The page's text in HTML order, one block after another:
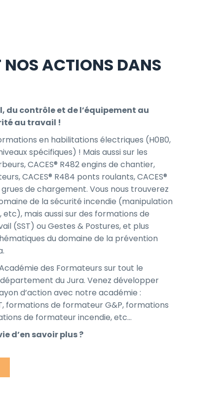
NOS ACTIONS DANS
du contrôle et de l’équipement au
au travail !
en habilitations électriques (H0B0,
spécifiques) ! Mais aussi sur les
CACES® R482 engins de chantier,
CACES® R484 ponts roulants, CACES®
grues de chargement. Vous nous trouverez
de la sécurité incendie (manipulation
mais aussi sur des formations de
(SST) ou Gestes & Postures, et plus
du domaine de la prévention
des Formateurs sur tout le
du Jura. Venez développer
d’action avec notre académie :
formations de formateur G&P, formations
de formateur incendie, etc…
d’en savoir plus ?